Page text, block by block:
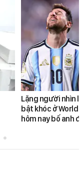
Lặng người nhìn
bật khóc ở World
hôm nay bố anh